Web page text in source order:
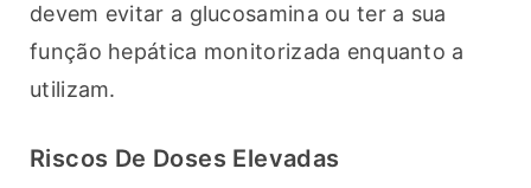
devem evitar a glucosamina ou ter a sua
função hepática monitorizada enquanto a
utilizam.
Riscos De Doses Elevadas